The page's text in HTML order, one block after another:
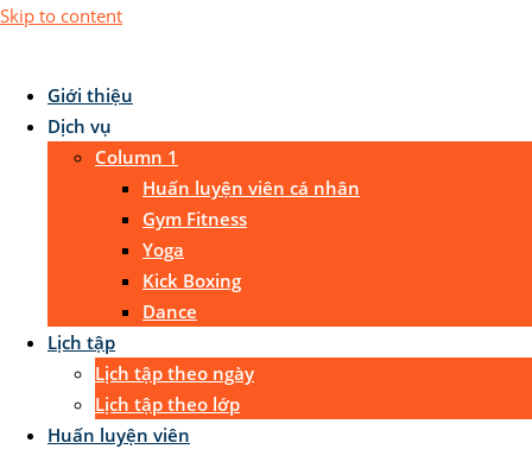
Skip to content
Giới thiệu
Dịch vụ
Column 1
Huấn luyện viên cá nhân
Gym Fitness
Yoga
Kick Boxing
Dance
Lịch tập
Lịch tập theo ngày
Lịch tập theo lớp
Huấn luyện viên